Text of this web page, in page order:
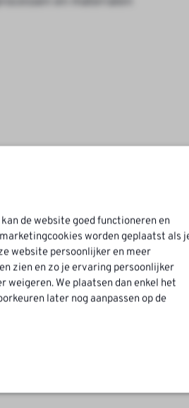
de website goed functioneren en
worden geplaatst als
website persoonlijker en meer
zien en zo je ervaring persoonlijker
weigeren. We plaatsen dan enkel het
later nog aanpassen op de